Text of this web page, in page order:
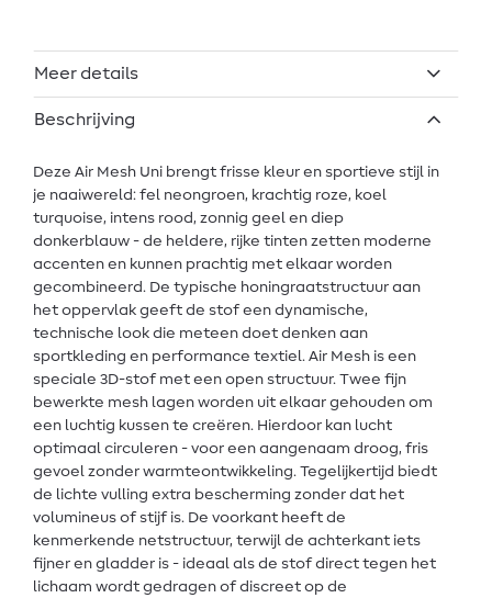
Meer details
Beschrijving
Deze Air Mesh Uni brengt frisse kleur en sportieve stijl in
je naaiwereld: fel neongroen, krachtig roze, koel
turquoise, intens rood, zonnig geel en diep
donkerblauw - de heldere, rijke tinten zetten moderne
accenten en kunnen prachtig met elkaar worden
gecombineerd. De typische honingraatstructuur aan
het oppervlak geeft de stof een dynamische,
technische look die meteen doet denken aan
sportkleding en performance textiel. Air Mesh is een
speciale 3D-stof met een open structuur. Twee fijn
bewerkte mesh lagen worden uit elkaar gehouden om
een luchtig kussen te creëren. Hierdoor kan lucht
optimaal circuleren - voor een aangenaam droog, fris
gevoel zonder warmteontwikkeling. Tegelijkertijd biedt
de lichte vulling extra bescherming zonder dat het
volumineus of stijf is. De voorkant heeft de
kenmerkende netstructuur, terwijl de achterkant iets
fijner en gladder is - ideaal als de stof direct tegen het
lichaam wordt gedragen of discreet op de